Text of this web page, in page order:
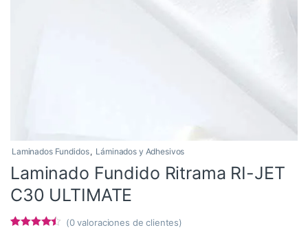
Laminados Fundidos, Láminados y Adhesivos
Laminado Fundido Ritrama RI-JET
C30 ULTIMATE
(0valoraciones de clientes)